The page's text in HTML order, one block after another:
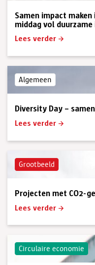
Samen impact
middag vol
Lees verder
Algemeen
Diversity Day –
Lees verder
Grootbeeld
Projecten met CO2-
Lees verder
Circulaire economie